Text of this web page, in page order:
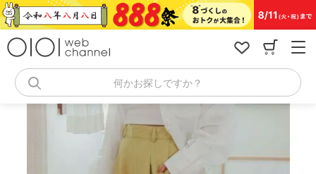
コ
ン
何かお探しですか？